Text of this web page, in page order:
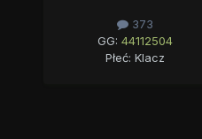
373
GG:44112504
Płeć: Klacz